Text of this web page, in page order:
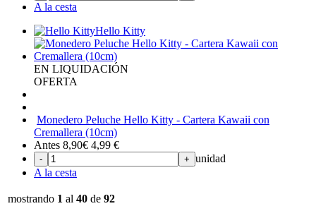
A la cesta
Hello Kitty
EN LIQUIDACIÓN
OFERTA
Monedero Peluche Hello Kitty - Cartera Kawaii con
Cremallera (10cm)
Antes 8,90€ 4,99 €
- + unidad
A la cesta
mostrando 1 al 40 de 92